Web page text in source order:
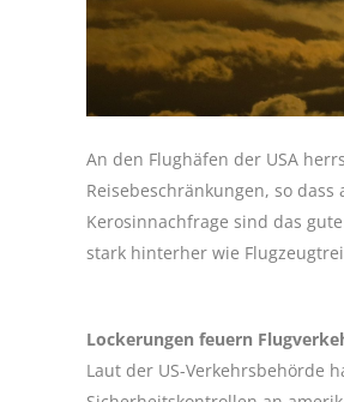
An den Flughäfen der USA
Reisebeschränkungen, so
Kerosinnachfrage sind das
stark hinterher wie
Lockerungen feuern
Laut der US-Verkehrsbehörde